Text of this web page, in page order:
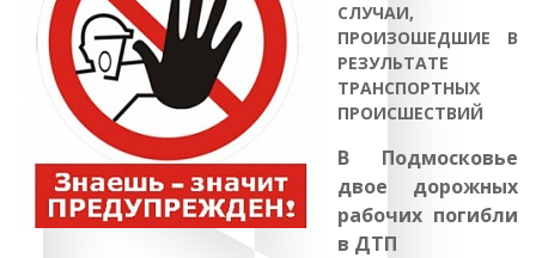
СЛУЧАИ,
ПРОИЗОШЕДШИЕ В
РЕЗУЛЬТАТЕ
ТРАНСПОРТНЫХ
ПРОИСШЕСТВИЙ
В Подмосковье
двое дорожных
рабочих погибли
в ДТП